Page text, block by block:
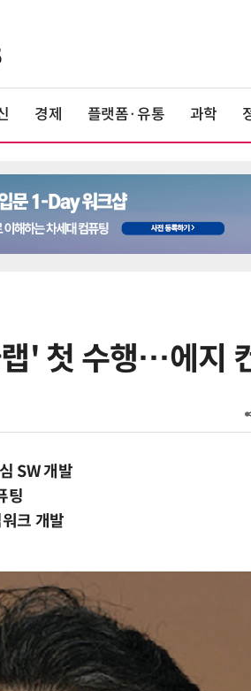
경제 플랫폼·유통 과학
' 첫 수행…에지
SW 개발
팅
크 개발
6
美 행정부,
구광모 LG
다…5개사
코히어, 통